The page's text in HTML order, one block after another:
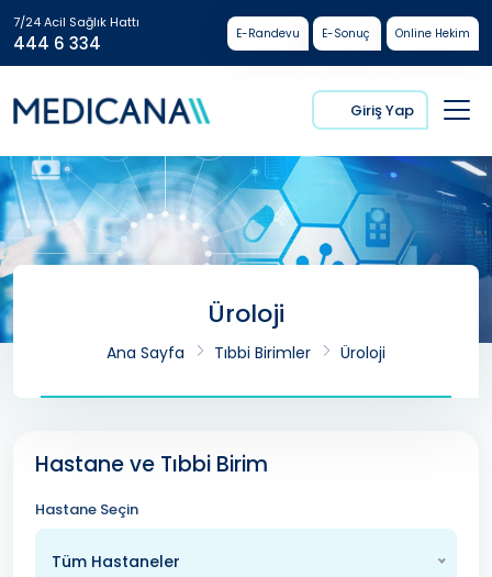
7/24 Acil Sağlık Hattı
444 6 334 E-Randevu E-Sonuç Online Hekim
Giriş Yap
Üroloji
Ana Sayfa Tıbbi Birimler Üroloji
Hastane ve Tıbbi Birim
Hastane Seçin
Tüm Hastaneler